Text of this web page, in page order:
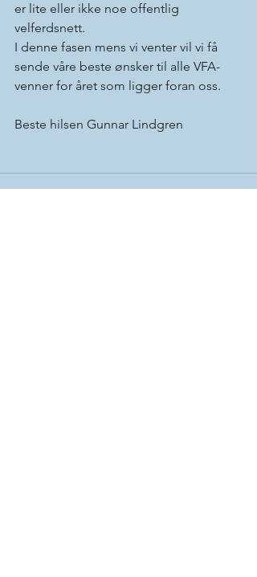
er lite eller ikke noe offentlig
velferdsnett.
I denne fasen mens vi venter vil vi få
sende våre beste ønsker til alle VFA-
venner for året som ligger foran oss.
Beste hilsen Gunnar Lindgren